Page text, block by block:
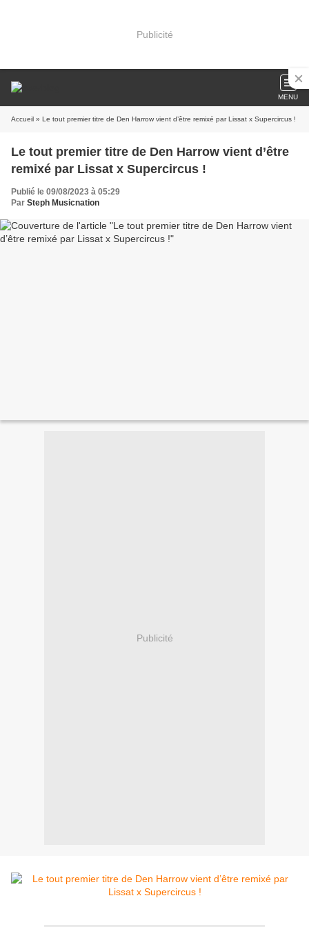
Publicité
MENU
Accueil » Le tout premier titre de Den Harrow vient d’être remixé par Lissat x Supercircus !
Le tout premier titre de Den Harrow vient d’être
remixé par Lissat x Supercircus !
Publié le 09/08/2023 à 05:29
Par Steph Musicnation
Publicité